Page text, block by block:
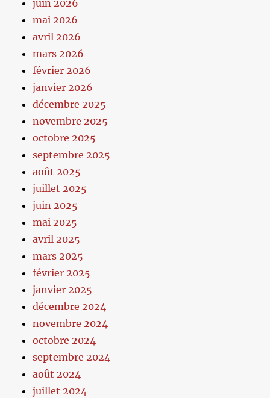
juin 2026
mai 2026
avril 2026
mars 2026
février 2026
janvier 2026
décembre 2025
novembre 2025
octobre 2025
septembre 2025
août 2025
juillet 2025
juin 2025
mai 2025
avril 2025
mars 2025
février 2025
janvier 2025
décembre 2024
novembre 2024
octobre 2024
septembre 2024
août 2024
juillet 2024